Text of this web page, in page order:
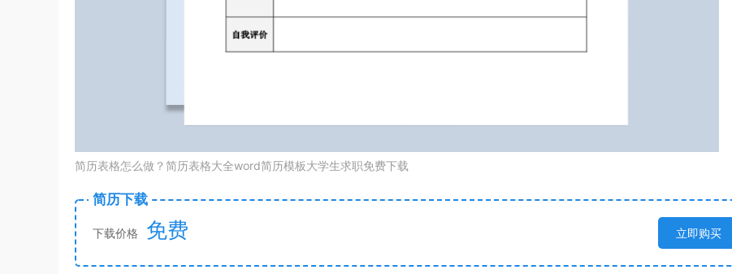
简历表格怎么做？简历表格大全word简历模板大学生求职免费下载
简历下载
下载价格 免费 立即购买